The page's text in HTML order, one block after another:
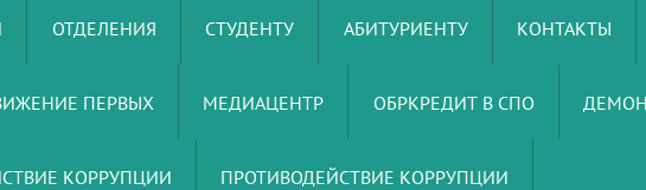
ОТДЕЛЕНИЯ СТУДЕНТУ АБИТУРИЕНТУ КОНТАКТЫ
ПЕРВЫХ МЕДИАЦЕНТР ОБРКРЕДИТ В СПО
КОРРУПЦИИ ПРОТИВОДЕЙСТВИЕ КОРРУПЦИИ